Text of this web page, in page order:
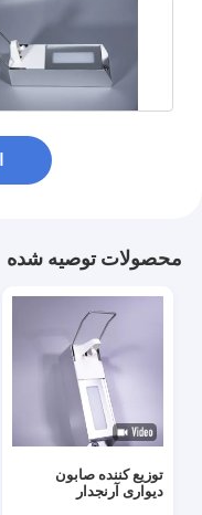
محصولات توصیه شده
توزیع کننده صابون
دیواری آرنجدار